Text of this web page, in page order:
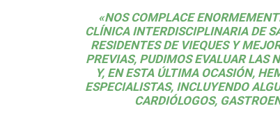
«NOS COMPLACE
CLÍNICA INTERDISCIPLINARIA DE
RESIDENTES DE VIEQUES Y
PREVIAS, PUDIMOS EVALUAR LAS
Y, EN ESTA ÚLTIMA OCASIÓN,
ESPECIALISTAS, INCLUYENDO
CARDIÓLOGOS,